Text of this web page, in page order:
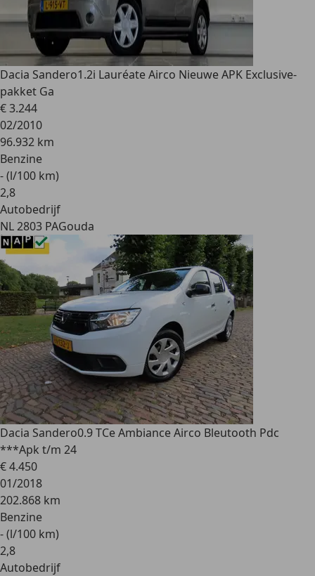
Dacia Sandero1.2i Lauréate Airco Nieuwe APK Exclusive-
pakket Ga
€ 3.244
02/2010
96.932 km
Benzine
- (l/100 km)
2,8
Autobedrijf
NL 2803 PAGouda
Dacia Sandero0.9 TCe Ambiance Airco Bleutooth Pdc
***Apk t/m 24
€ 4.450
01/2018
202.868 km
Benzine
- (l/100 km)
2,8
Autobedrijf